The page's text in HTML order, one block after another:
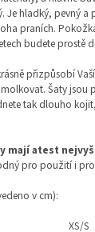
Je hladký, pevný
praních.
budete prostě
přizpůsobí
Šaty jsou
tak dlouho
mají atest
pro použití i
v cm):
XS/S